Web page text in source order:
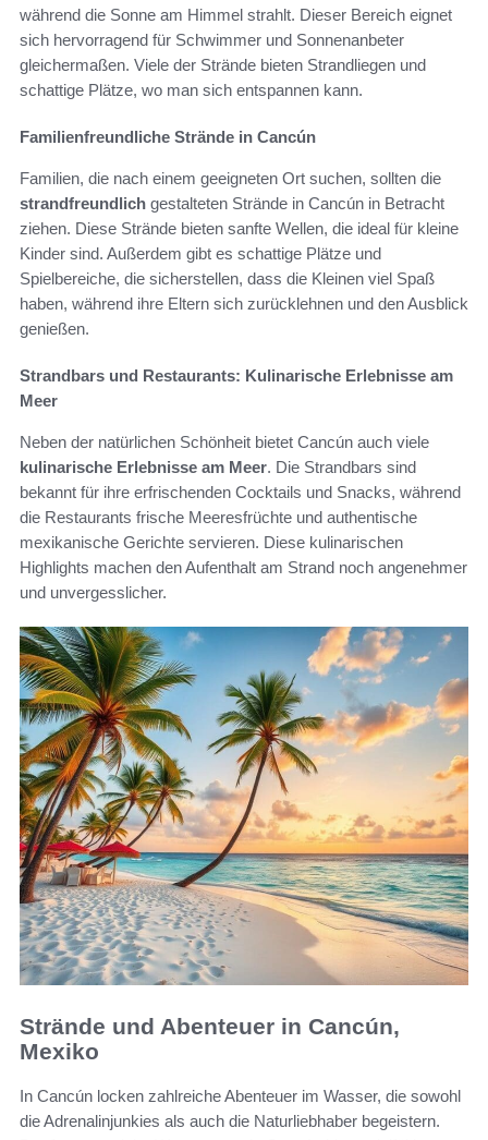
während die Sonne am Himmel strahlt. Dieser Bereich eignet
sich hervorragend für Schwimmer und Sonnenanbeter
gleichermaßen. Viele der Strände bieten Strandliegen und
schattige Plätze, wo man sich entspannen kann.
Familienfreundliche Strände in Cancún
Familien, die nach einem geeigneten Ort suchen, sollten die
strandfreundlich gestalteten Strände in Cancún in Betracht
ziehen. Diese Strände bieten sanfte Wellen, die ideal für kleine
Kinder sind. Außerdem gibt es schattige Plätze und
Spielbereiche, die sicherstellen, dass die Kleinen viel Spaß
haben, während ihre Eltern sich zurücklehnen und den Ausblick
genießen.
Strandbars und Restaurants: Kulinarische Erlebnisse am
Meer
Neben der natürlichen Schönheit bietet Cancún auch viele
kulinarische Erlebnisse am Meer. Die Strandbars sind
bekannt für ihre erfrischenden Cocktails und Snacks, während
die Restaurants frische Meeresfrüchte und authentische
mexikanische Gerichte servieren. Diese kulinarischen
Highlights machen den Aufenthalt am Strand noch angenehmer
und unvergesslicher.
Strände und Abenteuer in Cancún,
Mexiko
In Cancún locken zahlreiche Abenteuer im Wasser, die sowohl
die Adrenalinjunkies als auch die Naturliebhaber begeistern.